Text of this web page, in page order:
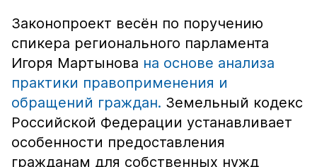
Законопроект весён по поручению
спикера регионального парламента
Игоря Мартынова на основе анализа
практики правоприменения и
обращений граждан. Земельный кодекс
Российской Федерации устанавливает
особенности предоставления
гражданам для собственных нужд